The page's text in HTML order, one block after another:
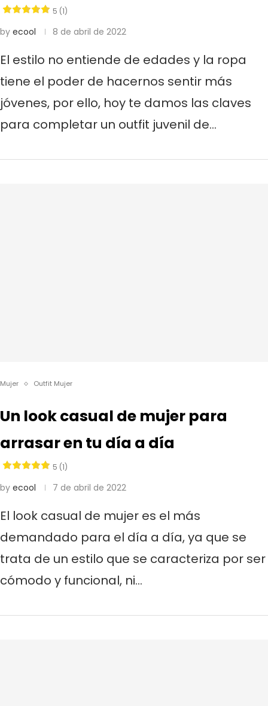
5 (1)
by ecool 8 de abril de 2022
El estilo no entiende de edades y la ropa
tiene el poder de hacernos sentir más
jóvenes, por ello, hoy te damos las claves
para completar un outfit juvenil de…
Mujer Outfit Mujer
Un look casual de mujer para
arrasar en tu día a día
5 (1)
by ecool 7 de abril de 2022
El look casual de mujer es el más
demandado para el día a día, ya que se
trata de un estilo que se caracteriza por ser
cómodo y funcional, ni…